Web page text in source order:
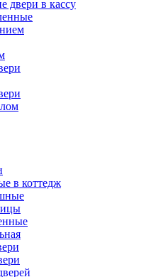
двери в кассу
в коттедж